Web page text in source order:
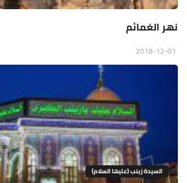
نهر الغمائم
السيدة زينب (عليها السلام)